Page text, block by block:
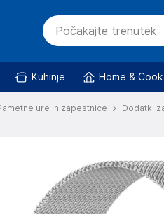
Kuhinje Home & Cook
ure in zapestnice Dodatki